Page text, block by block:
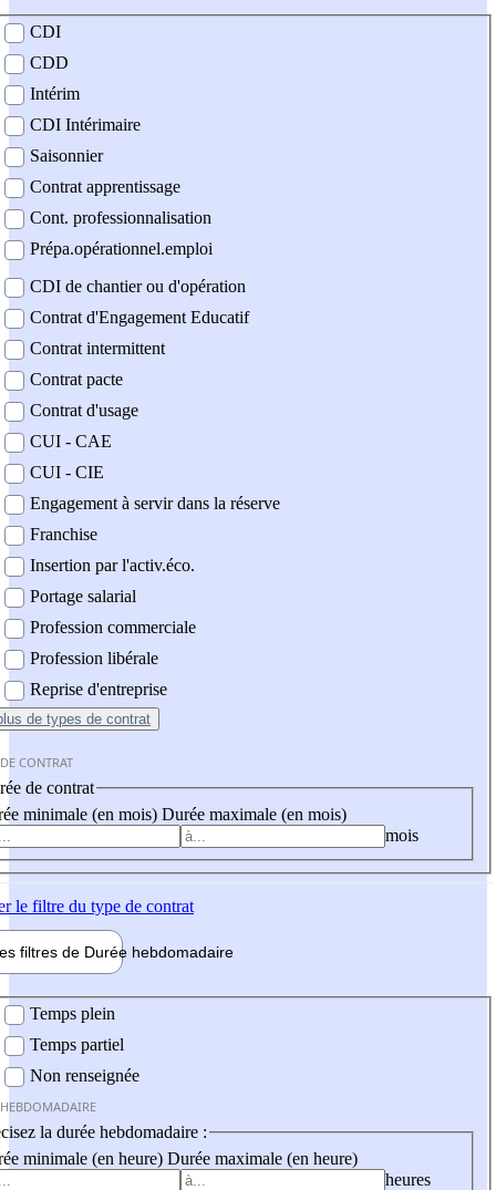
contrat
CDI
CDD
Intérim
CDI Intérimaire
Saisonnier
Contrat apprentissage
Cont. professionnalisation
Prépa.opérationnel.emploi
CDI de chantier ou d'opération
Contrat d'Engagement Educatif
Contrat intermittent
Contrat pacte
Contrat d'usage
CUI - CAE
CUI - CIE
Engagement à servir dans la réserve
Franchise
Insertion par l'activ.éco.
Portage salarial
Profession commerciale
Profession libérale
Reprise d'entreprise
de types de contrat
CONTRAT
de contrat
minimale (en mois) Durée maximale (en mois)
mois
le filtre du type de contrat
filtres de Durée hebdomadaire
Temps plein
Temps partiel
Non renseignée
la durée hebdomadaire :
minimale (en heure) Durée maximale (en heure)
heures